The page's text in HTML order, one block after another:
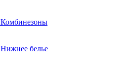
Комбинезоны
Нижнее белье